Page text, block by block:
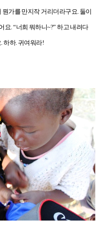
가를 만지작 거리더라구요. 둘이
. “너희 뭐하니~?” 하고 내려다
하하. 귀여워라!